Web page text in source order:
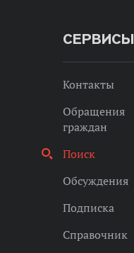
СЕРВИСЫ
Контакты
Обращения
граждан
Поиск
Обсуждения
Подписка
Справочник